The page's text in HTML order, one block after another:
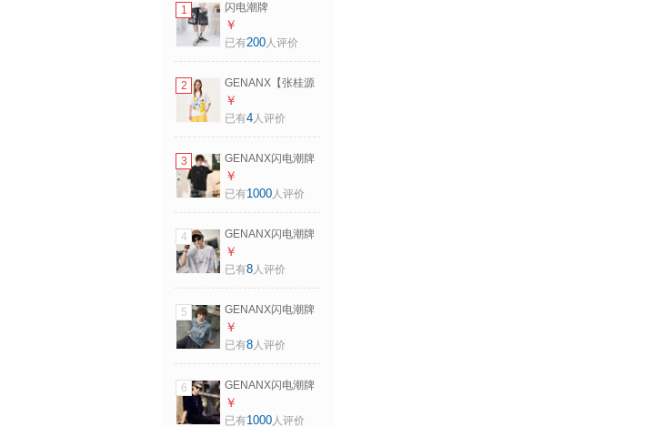
1
闪电潮牌
（GENANX）五分
短裤男字母印花弹
￥
已有200人评价
2
GENANX【张桂源
陈浚铭同款】100%
纯棉夏季多涂鸦印
￥
已有4人评价
3
GENANX闪电潮牌
夏季热卖短t太空棉
圆领t恤男假两件简
版】请参考尺码或
客服
￥
已有1000人评价
4
GENANX闪电潮牌
美式复古t恤男蝙蝠
袖短袖宽松休闲印
(175/92A)
￥
已有8人评价
5
GENANX闪电潮牌
美式复古短袖t恤男
宽松半袖圆领梵高
(175/92A)
￥
已有8人评价
6
GENANX闪电潮牌
夏季男士圆领纯色t
恤男衣多穿百搭宽
￥
已有1000人评价